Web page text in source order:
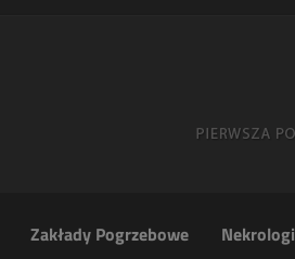
Zakłady Pogrzebowe Nekrologi